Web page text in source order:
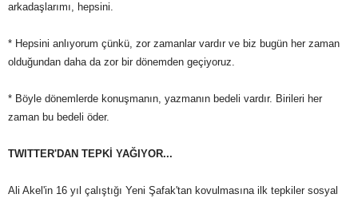
arkadaşlarımı, hepsini.
* Hepsini anlıyorum çünkü, zor zamanlar vardır ve biz bugün her zaman
olduğundan daha da zor bir dönemden geçiyoruz.
* Böyle dönemlerde konuşmanın, yazmanın bedeli vardır. Birileri her
zaman bu bedeli öder.
TWITTER'DAN TEPKİ YAĞIYOR...
Ali Akel'in 16 yıl çalıştığı Yeni Şafak'tan kovulmasına ilk tepkiler sosyal